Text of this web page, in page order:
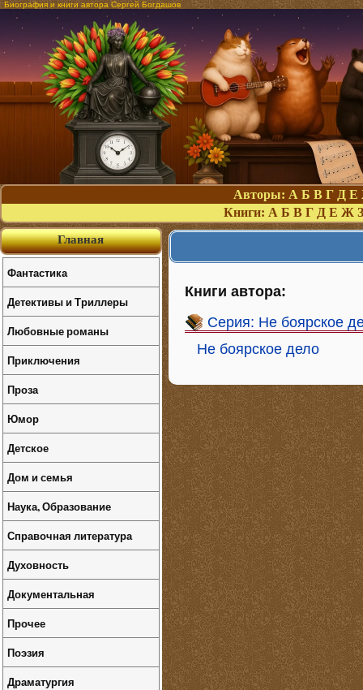
Биография и книги автора Сергей Богдашов
Авторы: А Б В Г Д Е
Книги: А Б В Г Д Е Ж З
Книги автора:
Серия: Не боярское
Не боярское дело
Главная
Фантастика
Детективы и Триллеры
Любовные романы
Приключения
Проза
Юмор
Детское
Дом и семья
Наука, Образование
Справочная литература
Духовность
Документальная
Прочее
Поэзия
Драматургия